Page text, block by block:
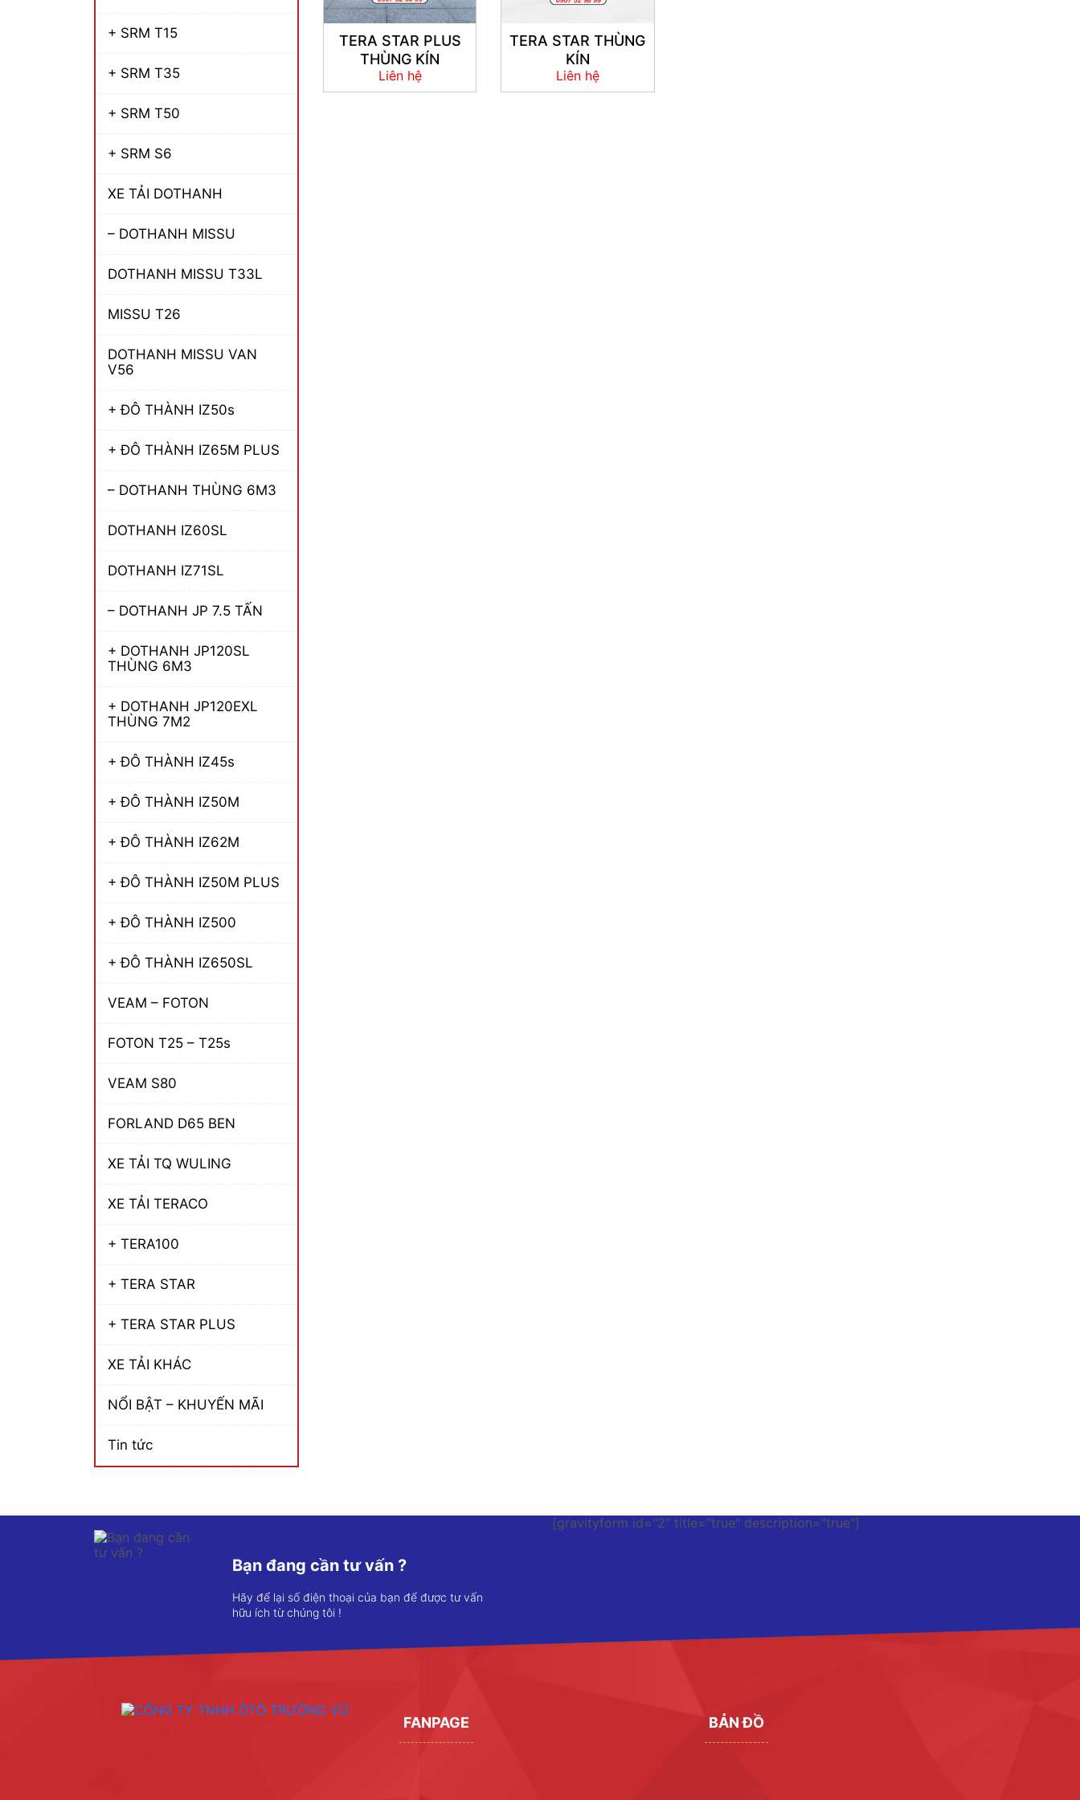
+ SRM T15
+ SRM T35
+ SRM T50
+ SRM S6
XE TẢI DOTHANH
– DOTHANH MISSU
DOTHANH MISSU T33L
MISSU T26
DOTHANH MISSU VAN
V56
+ ĐÔ THÀNH IZ50s
+ ĐÔ THÀNH IZ65M PLUS
– DOTHANH THÙNG 6M3
DOTHANH IZ60SL
DOTHANH IZ71SL
– DOTHANH JP 7.5 TẤN
+ DOTHANH JP120SL
THÙNG 6M3
+ DOTHANH JP120EXL
THÙNG 7M2
+ ĐÔ THÀNH IZ45s
+ ĐÔ THÀNH IZ50M
+ ĐÔ THÀNH IZ62M
+ ĐÔ THÀNH IZ50M PLUS
+ ĐÔ THÀNH IZ500
+ ĐÔ THÀNH IZ650SL
VEAM – FOTON
FOTON T25 – T25s
VEAM S80
FORLAND D65 BEN
XE TẢI TQ WULING
XE TẢI TERACO
+ TERA100
+ TERA STAR
+ TERA STAR PLUS
XE TẢI KHÁC
NỔI BẬT – KHUYẾN MÃI
Tin tức
TERA STAR PLUS
THÙNG KÍN
Liên hệ
TERA STAR THÙNG
KÍN
Liên hệ
Bạn đang cần tư vấn ?
Hãy để lại số điện thoại của bạn để được tư vấn
hữu ích từ chúng tôi !
[gravityform id="2" title="true" description="true"]
FANPAGE BẢN ĐỒ